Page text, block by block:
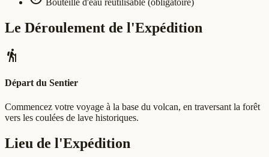
Bouteille d'eau réutilisable (obligatoire)
Le Déroulement de l'Expédition
hiking
Départ du Sentier
Commencez votre voyage à la base du volcan, en traversant la forêt
vers les coulées de lave historiques.
Lieu de l'Expédition